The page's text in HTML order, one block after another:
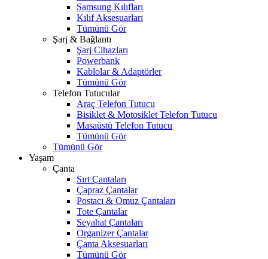
Samsung Kılıfları
Kılıf Aksesuarları
Tümünü Gör
Şarj & Bağlantı
Şarj Cihazları
Powerbank
Kablolar & Adaptörler
Tümünü Gör
Telefon Tutucular
Araç Telefon Tutucu
Bisiklet & Motosiklet Telefon Tutucu
Masaüstü Telefon Tutucu
Tümünü Gör
Tümünü Gör
Yaşam
Çanta
Sırt Çantaları
Çapraz Çantalar
Postacı & Omuz Çantaları
Tote Çantalar
Seyahat Çantaları
Organizer Çantalar
Çanta Aksesuarları
Tümünü Gör